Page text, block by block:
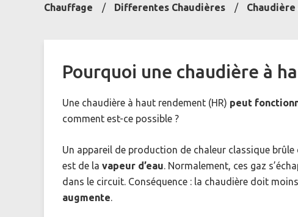
Chauffage Differentes Chaudières
Pourquoi une chaudière à
Une chaudière à haut rendement (HR) peut
comment est-ce possible ?
Un appareil de production de chaleur classique
est de la vapeur d’eau. Normalement, ces gaz
dans le circuit. Conséquence : la chaudière doit
augmente.